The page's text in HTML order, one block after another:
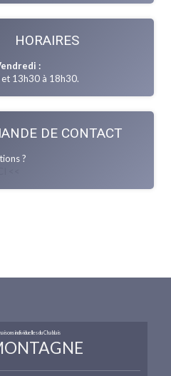
HORAIRES
:
13h30 à 18h30.
DE CONTACT
?
individuelles du Chablais